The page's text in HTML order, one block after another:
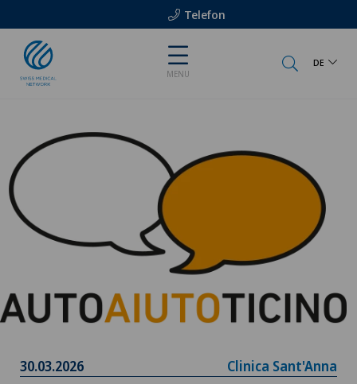
Telefon
MENU
DE
30.03.2026 Clinica Sant'Anna